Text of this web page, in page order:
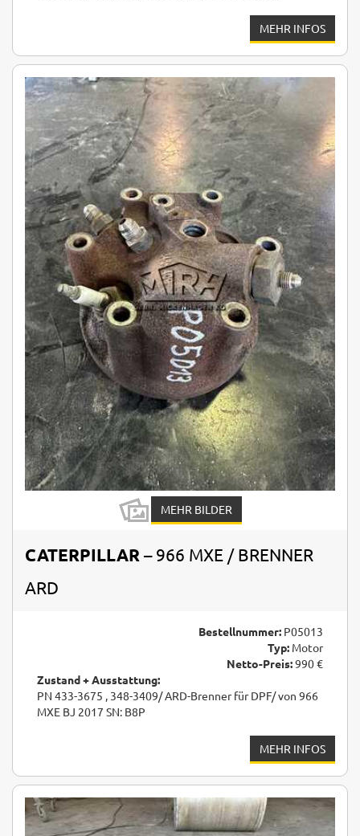
MEHR INFOS
MEHR BILDER
CATERPILLAR – 966 MXE / BRENNER
ARD
Bestellnummer: P05013
Typ: Motor
Netto-Preis:990 €
Zustand + Ausstattung:
PN 433-3675 , 348-3409/ ARD-Brenner für DPF/ von 966
MXE BJ 2017 SN: B8P
MEHR INFOS